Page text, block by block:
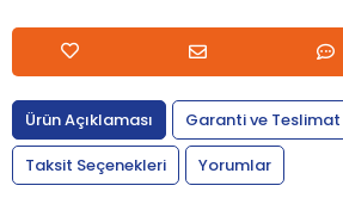
Ürün Açıklaması
Garanti ve Teslimat
Taksit Seçenekleri
Yorumlar